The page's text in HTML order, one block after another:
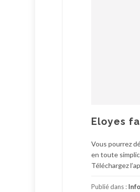
Eloyes
Vous pourrez
en toute
Téléchargez
Publié dans :